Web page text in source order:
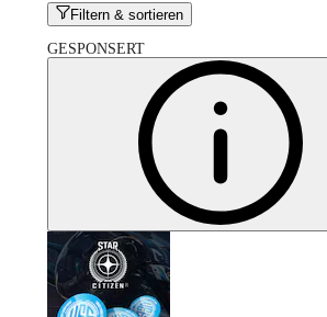
Filtern & sortieren
GESPONSERT